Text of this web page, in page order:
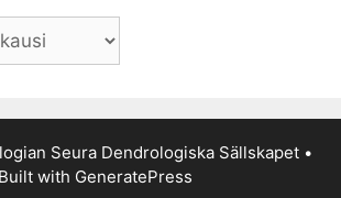
Seura Dendrologiska Sällskapet •
Built with GeneratePress